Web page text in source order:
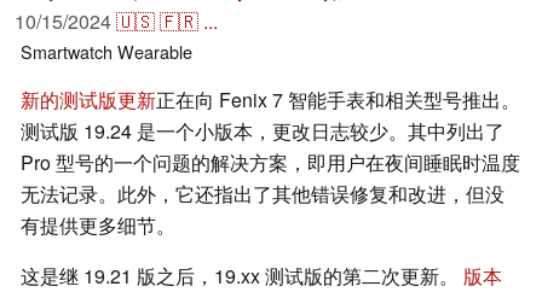
10/15/2024🇺🇸🇫🇷 ...
Smartwatch Wearable
新的测试版更新正在向 Fenix 7 智能手表和相关型号推出。
测试版 19.24 是一个小版本，更改日志较少。其中列出了
Pro 型号的一个问题的解决方案，即用户在夜间睡眠时温度
无法记录。此外，它还指出了其他错误修复和改进，但没
有提供更多细节。
这是继 19.21 版之后，19.xx 测试版的第二次更新。 版本